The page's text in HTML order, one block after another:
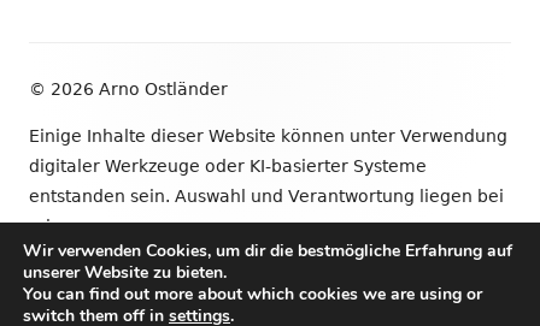
© 2026 Arno Ostländer
Einige Inhalte dieser Website können unter Verwendung
digitaler Werkzeuge oder KI-basierter Systeme
entstanden sein. Auswahl und Verantwortung liegen bei
mir.
•VerwendetTiny Framework
Wir verwenden Cookies, um dir die bestmögliche Erfahrung auf
unserer Website zu bieten.
You can find out more about which cookies we are using or
switch them off in settings.